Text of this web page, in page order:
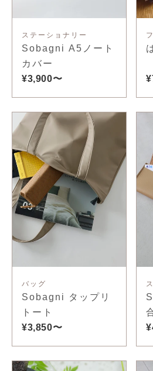
ステーショナリー
Sobagni A5ノート
カバー
¥3,900〜
バッグ
Sobagni タップリ
トート
¥3,850〜